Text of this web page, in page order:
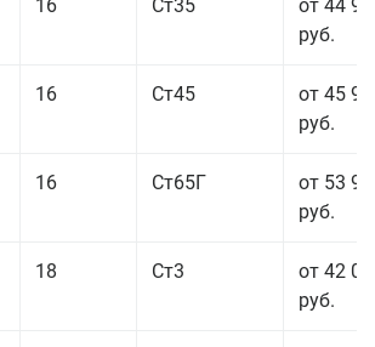
16 Ст35
от 44
руб.
16 Ст45
от 45
руб.
16 Ст65Г
от 53
руб.
18 Ст3
от 42
руб.